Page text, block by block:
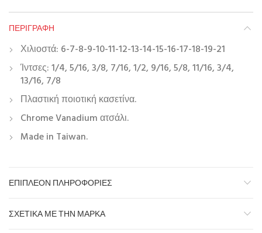
ΠΕΡΙΓΡΑΦΉ
Χιλιοστά: 6-7-8-9-10-11-12-13-14-15-16-17-18-19-21
Ίντσες: 1/4, 5/16, 3/8, 7/16, 1/2, 9/16, 5/8, 11/16, 3/4,
13/16, 7/8
Πλαστική ποιοτική κασετίνα.
Chrome Vanadium ατσάλι.
Made in Taiwan.
ΕΠΙΠΛΈΟΝ ΠΛΗΡΟΦΟΡΊΕΣ
ΣΧΕΤΙΚΆ ΜΕ ΤΗΝ ΜΆΡΚΑ